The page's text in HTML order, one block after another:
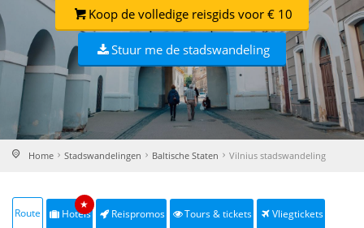
Koop de volledige reisgids voor € 10
Stuur me de stadswandeling
Home Stadswandelingen Baltische Staten Vilnius stadswandeling
Route Hotels
★
Reispromos Tours & tickets Vliegtickets